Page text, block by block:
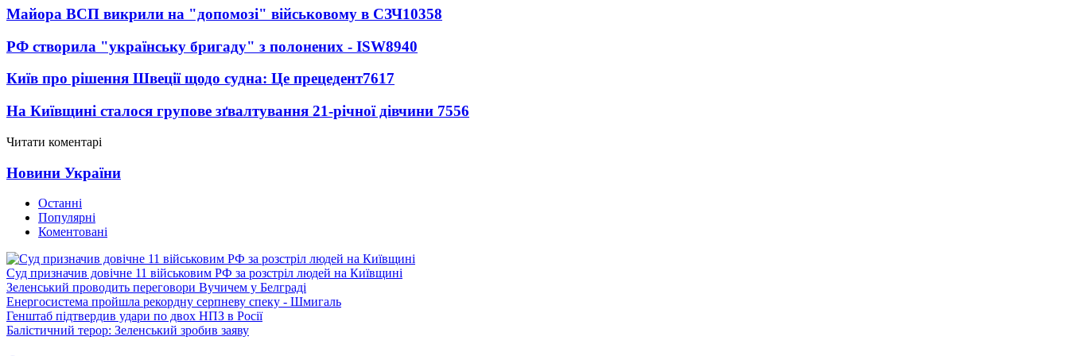
Майора ВСП викрили на "допомозі" військовому в СЗЧ10358
РФ створила "українську бригаду" з полонених - ISW8940
Київ про рішення Швеції щодо судна: Це прецедент7617
На Київщині сталося групове зґвалтування 21-річної дівчини 7556
Читати коментарі
Новини України
Останні
Популярні
Коментовані
Суд призначив довічне 11 військовим РФ за розстріл людей на Київщині
Зеленський проводить переговори Вучичем у Белграді
Енергосистема пройшла рекордну серпневу спеку - Шмигаль
Генштаб підтвердив удари по двох НПЗ в Росії
Балістичний терор: Зеленський зробив заяву